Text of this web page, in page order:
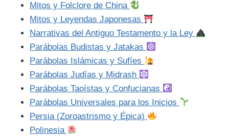
Mitos y Folclore de China
Mitos y Leyendas Japonesas
Narrativas del Antiguo Testamento y la Ley
Parábolas Budistas y Jatakas
Parábolas Islámicas y Sufíes
Parábolas Judías y Midrash
Parábolas Taoístas y Confucianas
Parábolas Universales para los Inicios
Persia (Zoroastrismo y Épica)
Polinesia